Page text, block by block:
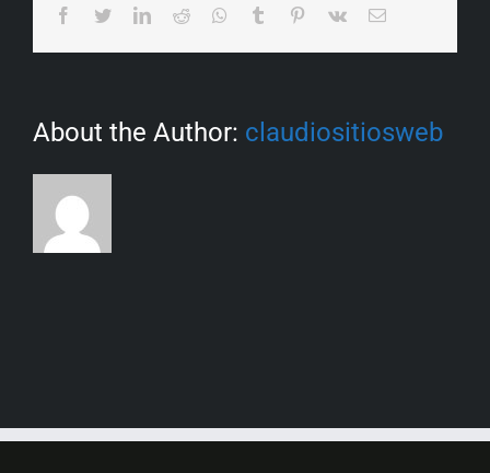
About the Author: claudiositiosweb